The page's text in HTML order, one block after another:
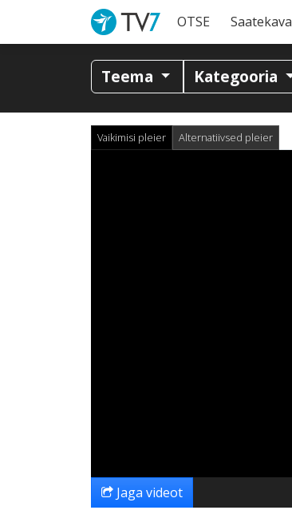
OTSE Saatekava
Teema Kategooria
Vaikimisi pleier Alternatiivsed pleier
Jaga videot